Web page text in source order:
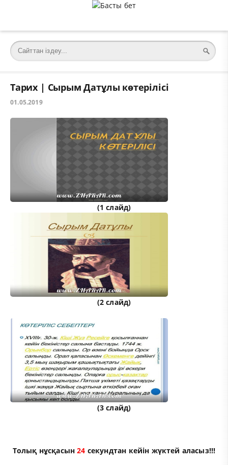
Тарих | Сырым Датұлы көтерілісі
01.05.2019
(1 слайд)
(2 слайд)
(3 слайд)
Толық нұсқасын23 секундтан кейін жүктей аласыз!!!